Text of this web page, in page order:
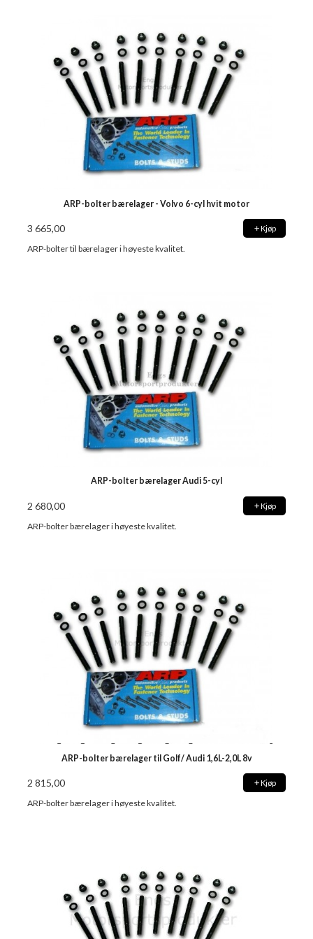
ARP-bolter bærelager - Volvo 6-cyl hvit motor
3 665,00 Kjøp
ARP-bolter til bærelager i høyeste kvalitet.
ARP-bolter bærelager Audi 5-cyl
2 680,00 Kjøp
ARP-bolter bærelager i høyeste kvalitet.
ARP-bolter bærelager til Golf/ Audi 1,6L-2,0L 8v
2 815,00 Kjøp
ARP-bolter bærelager i høyeste kvalitet.